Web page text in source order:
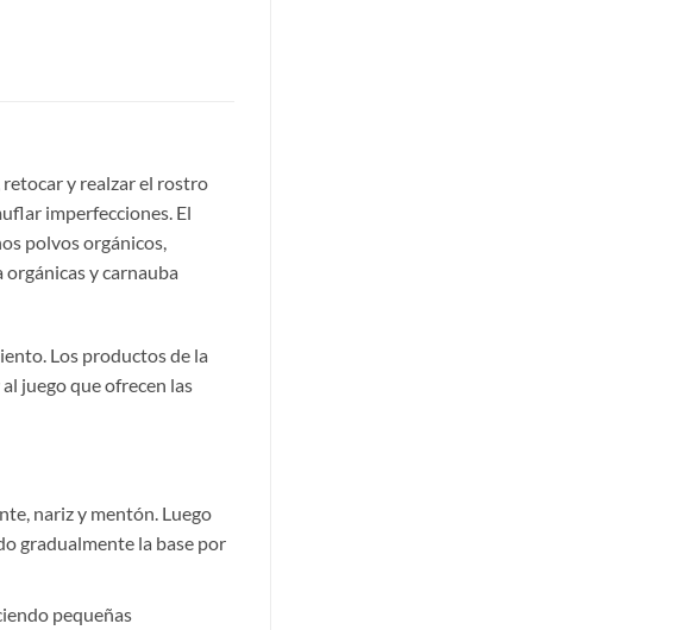
retocar y realzar el rostro
imperfecciones. El
polvos orgánicos,
y carnauba
Los productos de la
juego que ofrecen las
nariz y mentón. Luego
gradualmente la base por
pequeñas